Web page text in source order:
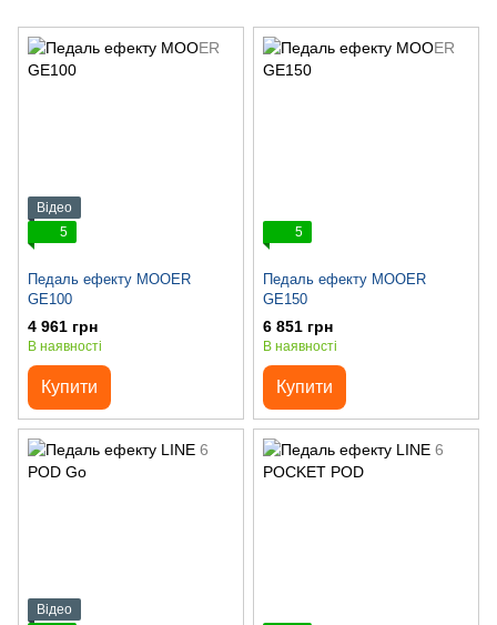
Відео
5
Педаль ефекту MOOER
GE100
4 961 грн
В наявності
Купити
5
Педаль ефекту MOOER
GE150
6 851 грн
В наявності
Купити
Відео